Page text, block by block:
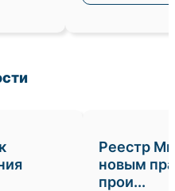
Реестр
новым
прои...